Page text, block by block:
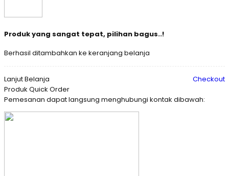
Produk yang sangat tepat, pilihan bagus..!
Berhasil ditambahkan ke keranjang belanja
Lanjut Belanja
Checkout
Produk Quick Order
Pemesanan dapat langsung menghubungi kontak dibawah: